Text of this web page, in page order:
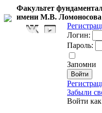
Факультет
имени М.В. Ломоносова
Логин:
Пароль:
Запомни
Забыли
Войти как